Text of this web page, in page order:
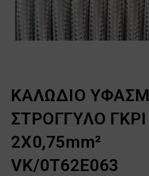
ΚΑΛΩΔΙΟ
ΣΤΡΟΓΓΥΛΟ ΓΚΡΙ
2Χ0,75mm²
VK/0T62E063